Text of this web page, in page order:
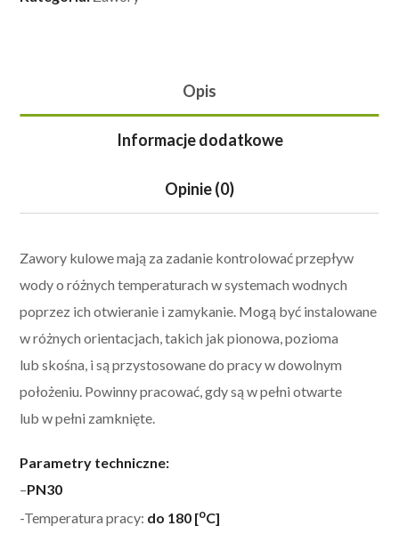
Opis
Informacje dodatkowe
Opinie (0)
Zawory kulowe mają za zadanie kontrolować przepływ
wody o różnych temperaturach w systemach wodnych
poprzez ich otwieranie i zamykanie. Mogą być instalowane
w różnych orientacjach, takich jak pionowa, pozioma
lub skośna, i są przystosowane do pracy w dowolnym
położeniu. Powinny pracować, gdy są w pełni otwarte
lub w pełni zamknięte.
Parametry techniczne:
–PN30
-Temperatura pracy: do 180 [oC]